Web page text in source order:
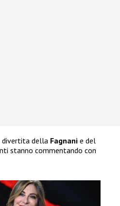
divertita della Fagnani e del
stanno commentando con